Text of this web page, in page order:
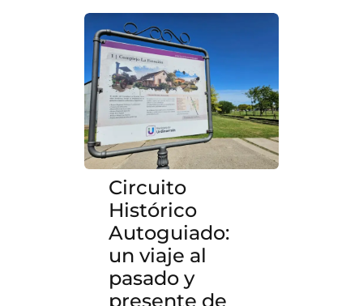
Circuito
Histórico
Autoguiado:
un viaje al
pasado y
presente de